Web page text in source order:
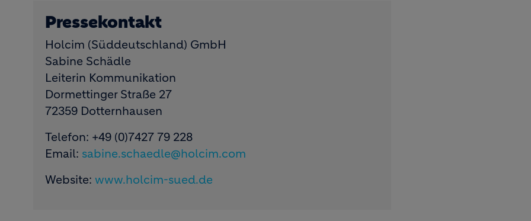
Pressekontakt
Holcim (Süddeutschland) GmbH
Sabine Schädle
Leiterin Kommunikation
Dormettinger Straße 27
72359 Dotternhausen
Telefon: +49 (0)7427 79 228
Email: sabine.schaedle@holcim.com
Website: www.holcim-sued.de